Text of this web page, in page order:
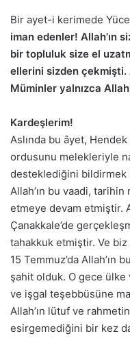
Bir ayet-i kerimede
iman edenler! Allah’ın
bir topluluk size el
ellerini sizden çekmişti.
Müminler yalnızca
Kardeşlerim!
Aslında bu âyet, Hendek
ordusunu melekleriyle
desteklediğini bildirmek
Allah’ın bu vaadi,
etmeye devam etmiştir.
Çanakkale’de
tahakkuk etmiştir. Ve
15 Temmuz’da
şahit olduk. O gece
ve işgal teşebbüsüne
Allah’ın lütuf ve
esirgemediğini bir kez